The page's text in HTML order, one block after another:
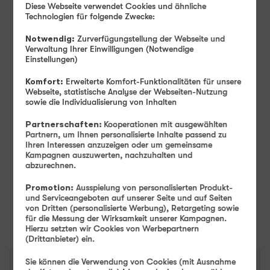
1499
Einmaliger Gerätepreisab: 1,– €
-
Speicher-128 GB
Weiter
Diese Webseite verwendet Cookies und ähnliche
Technologien für folgende Zwecke:
Notwendig: Zurverfügungstellung der Webseite und
Verwaltung Ihrer Einwilligungen (Notwendige
Einstellungen)
Komfort: Erweiterte Komfort-Funktionalitäten für unsere
Webseite, statistische Analyse der Webseiten-Nutzung
sowie die Individualisierung von Inhalten
Partnerschaften: Kooperationen mit ausgewählten
Partnern, um Ihnen personalisierte Inhalte passend zu
Ihren Interessen anzuzeigen oder um gemeinsame
Kampagnen auszuwerten, nachzuhalten und
abzurechnen.
Promotion: Ausspielung von personalisierten Produkt-
und Serviceangeboten auf unserer Seite und auf Seiten
von Dritten (personalisierte Werbung), Retargeting sowie
für die Messung der Wirksamkeit unserer Kampagnen.
Hierzu setzten wir Cookies von Werbepartnern
(Drittanbieter) ein.
Sie können die Verwendung von Cookies (mit Ausnahme